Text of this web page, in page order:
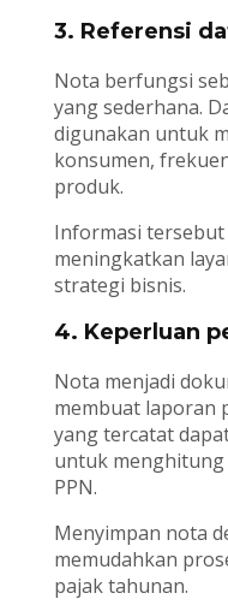
3. Referensi
Nota berfungsi
yang sederhana.
digunakan untuk
konsumen,
produk.
Informasi
meningkatkan
strategi bisnis.
4. Keperluan
Nota menjadi
membuat laporan
yang tercatat
untuk
PPN.
Menyimpan nota
memudahkan
pajak tahunan.